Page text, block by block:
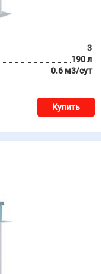
3
190 л
0.6 м3/сут
Купить